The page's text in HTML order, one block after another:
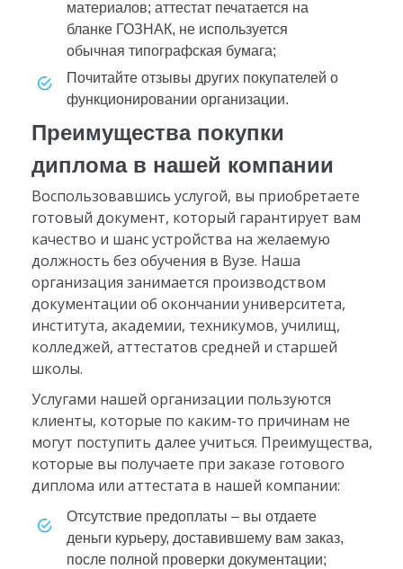
материалов; аттестат печатается на
бланке ГОЗНАК, не используется
обычная типографская бумага;
почитайте отзывы других покупателей о
функционировании организации.
Преимущества покупки
диплома в нашей компании
Воспользовавшись услугой, вы приобретаете
готовый документ, который гарантирует вам
качество и шанс устройства на желаемую
должность без обучения в Вузе. Наша
организация занимается производством
документации об окончании университета,
института, академии, техникумов, училищ,
колледжей, аттестатов средней и старшей
школы.
Услугами нашей организации пользуются
клиенты, которые по каким-то причинам не
могут поступить далее учиться. Преимущества,
которые вы получаете при заказе готового
диплома или аттестата в нашей компании:
отсутствие предоплаты – вы отдаете
деньги курьеру, доставившему вам заказ,
после полной проверки документации;